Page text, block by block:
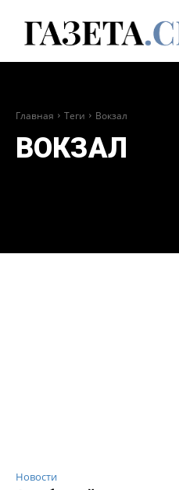
Главная Теги Вокзал
ВОКЗАЛ
Новости